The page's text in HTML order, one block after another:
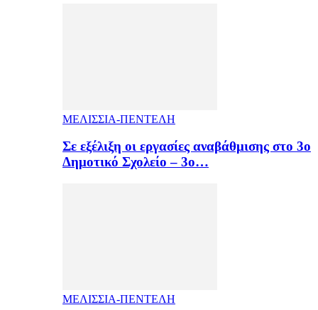
ΜΕΛΙΣΣΙΑ-ΠΕΝΤΕΛΗ
Σε εξέλιξη οι εργασίες αναβάθμισης στο 3ο
Δημοτικό Σχολείο – 3ο…
ΜΕΛΙΣΣΙΑ-ΠΕΝΤΕΛΗ